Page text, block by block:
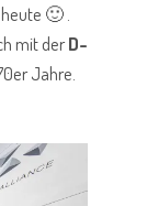
🙂 .
mit derD-
Jahre.